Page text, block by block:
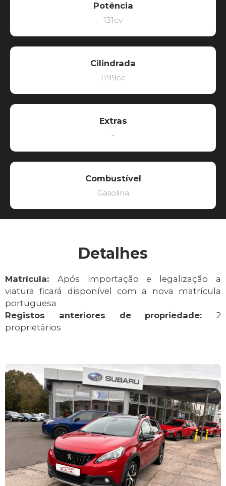
Potência
131cv
Cilindrada
1199cc
Extras
-
Combustível
Gasolina
Detalhes
Matrícula: Após importação e legalização a
viatura ficará disponível com a nova matrícula
portuguesa
Registos anteriores de propriedade: 2
proprietários